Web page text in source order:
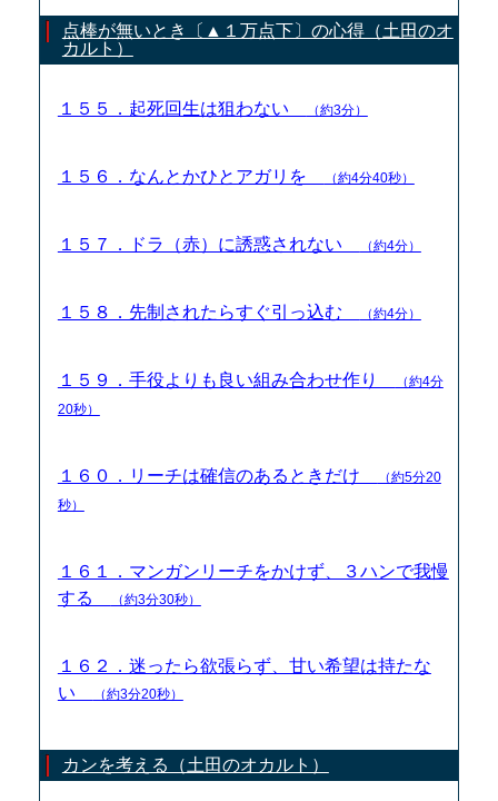
点棒が無いとき〔▲１万点下〕の心得（土田のオ
カルト）
１５５．起死回生は狙わない （約3分）
１５６．なんとかひとアガリを （約4分40秒）
１５７．ドラ（赤）に誘惑されない （約4分）
１５８．先制されたらすぐ引っ込む （約4分）
１５９．手役よりも良い組み合わせ作り
（約4分
20秒）
１６０．リーチは確信のあるときだけ
（約5分20
秒）
１６１．マンガンリーチをかけず、３ハンで我慢
する
（約3分30秒）
１６２．迷ったら欲張らず、甘い希望は持たな
い
（約3分20秒）
カンを考える（土田のオカルト）